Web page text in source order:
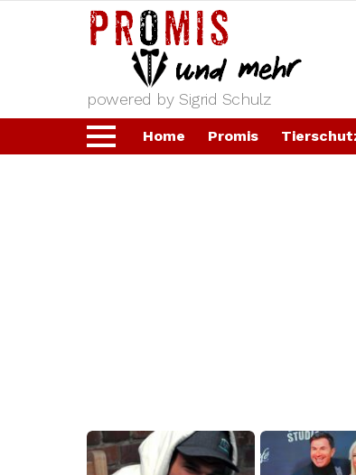
powered by Sigrid Schulz
Menu
Home Promis
TOP
NEWS